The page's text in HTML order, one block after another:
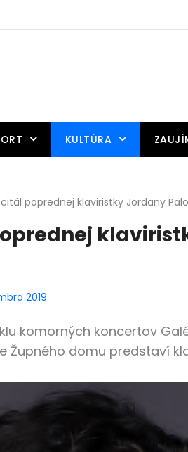
KULTÚRA
poprednej klaviristky Jordany
2019
komorných koncertov
Župného domu predstaví